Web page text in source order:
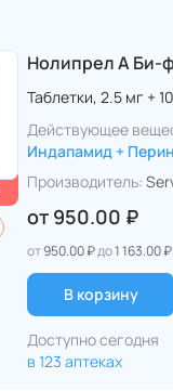
Нолипрел А Би-
Таблетки, 2.5 мг +
Действующее
Индапамид +
Производитель:
от 950.00 ₽
от950.00 ₽до1 163.00 ₽
В корзину
Доступно сегодня
в 123 аптеках